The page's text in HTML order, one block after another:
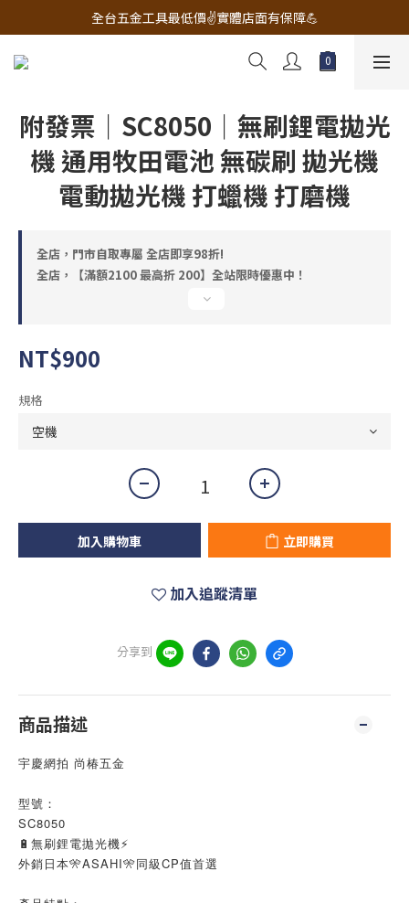
🔧電動工具&五金唯一首選 宇慶五金網拍🔧
全台五金工具最低價✌️實體店面有保障💪
配有專業維修部門🔧品質保修一年📌
附發票｜SC8050｜無刷鋰電拋光
機 通用牧田電池 無碳刷 拋光機
電動拋光機 打蠟機 打磨機
全店，門市自取專屬 全店即享98折!
全店，【滿額2100 最高折 200】全站限時優惠中！
NT$900
規格
加入購物車 立即購買
加入追蹤清單
分享到
商品描述
宇慶網拍 尚椿五金
型號：
SC8050
🔋無刷鋰電拋光機⚡
外銷日本🎌ASAHI🎌同級CP值首選